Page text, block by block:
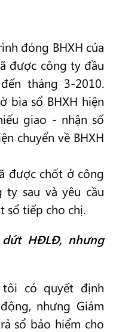
đóng BHXH của
được công ty đầu
tháng 3-2010.
bìa sổ BHXH hiện
giao - nhận số
chuyển về BHXH
được chốt ở công
sau và yêu cầu
sổ tiếp cho chị.
HĐLĐ, nhưng
tôi có quyết định
nhưng Giám
sổ bảo hiểm cho